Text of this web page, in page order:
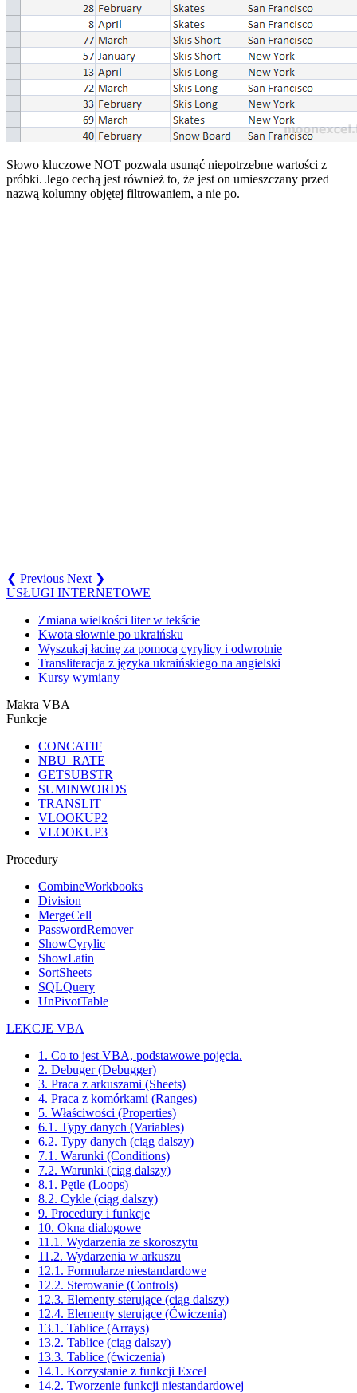
Słowo kluczowe NOT pozwala usunąć niepotrzebne wartości z
próbki. Jego cechą jest również to, że jest on umieszczany przed
nazwą kolumny objętej filtrowaniem, a nie po.
❮ Previous Next ❯
USŁUGI INTERNETOWE
Zmiana wielkości liter w tekście
Kwota słownie po ukraińsku
Wyszukaj łacinę za pomocą cyrylicy i odwrotnie
Transliteracja z języka ukraińskiego na angielski
Kursy wymiany
Makra VBA
Funkcje
CONCATIF
NBU_RATE
GETSUBSTR
SUMINWORDS
TRANSLIT
VLOOKUP2
VLOOKUP3
Procedury
CombineWorkbooks
Division
MergeCell
PasswordRemover
ShowCyrylic
ShowLatin
SortSheets
SQLQuery
UnPivotTable
LEKCJE VBA
1. Co to jest VBA, podstawowe pojęcia.
2. Debuger (Debugger)
3. Praca z arkuszami (Sheets)
4. Praca z komórkami (Ranges)
5. Właściwości (Properties)
6.1. Typy danych (Variables)
6.2. Typy danych (ciąg dalszy)
7.1. Warunki (Conditions)
7.2. Warunki (ciąg dalszy)
8.1. Pętle (Loops)
8.2. Cykle (ciąg dalszy)
9. Procedury i funkcje
10. Okna dialogowe
11.1. Wydarzenia ze skoroszytu
11.2. Wydarzenia w arkuszu
12.1. Formularze niestandardowe
12.2. Sterowanie (Controls)
12.3. Elementy sterujące (ciąg dalszy)
12.4. Elementy sterujące (Ćwiczenia)
13.1. Tablice (Arrays)
13.2. Tablice (ciąg dalszy)
13.3. Tablice (ćwiczenia)
14.1. Korzystanie z funkcji Excel
14.2. Tworzenie funkcji niestandardowej